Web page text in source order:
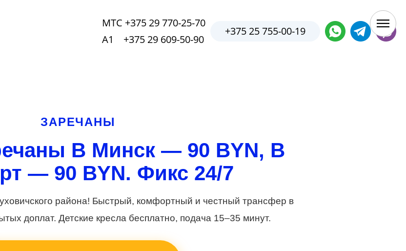
+375 25 755-00-19
МТС +375 29 770-25-70
А1 +375 29 609-50-90
ЗАРЕЧАНЫ
В Минск — 90 BYN, В
— 90 BYN. Фикс 24/7
района! Быстрый, комфортный и честный трансфер в
доплат. Детские кресла бесплатно, подача 15–35 минут.